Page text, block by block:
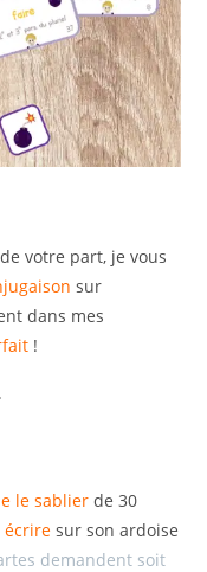
votre part, je vous
sur
dans mes
!
le sablier de 30
écriresur son ardoise
demandent soit